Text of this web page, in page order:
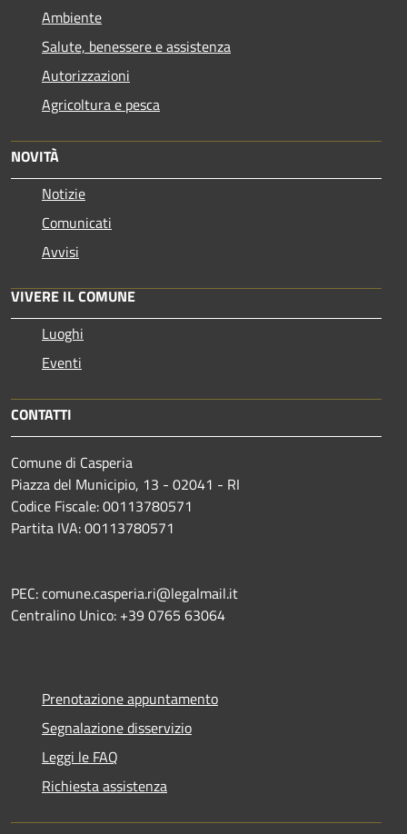
Ambiente
Salute, benessere e assistenza
Autorizzazioni
Agricoltura e pesca
NOVITÀ
Notizie
Comunicati
Avvisi
VIVERE IL COMUNE
Luoghi
Eventi
CONTATTI
Comune di Casperia
Piazza del Municipio, 13 - 02041 - RI
Codice Fiscale: 00113780571
Partita IVA: 00113780571
PEC: comune.casperia.ri@legalmail.it
Centralino Unico: +39 0765 63064
Prenotazione appuntamento
Segnalazione disservizio
Leggi le FAQ
Richiesta assistenza